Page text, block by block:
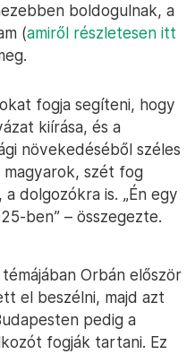
boldogulnak, a
(amiről részletesen itt
fogja segíteni, hogy
kiírása, és a
növekedéséből széles
magyarok, szét fog
dolgozókra is. „Én egy
ben” – összegezte.
Orbán először
el beszélni, majd azt
pedig a
fogják tartani. Ez